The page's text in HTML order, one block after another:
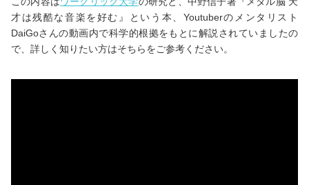
才は残酷な音楽を好む』という本、Youtuberのメンタリスト
DaiGoさんの動画内で科学的根拠をもとに解説されていましたの
で、詳しく知りたい方はそちらをご参考ください。